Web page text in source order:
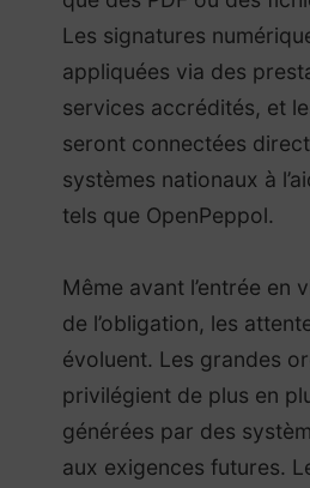
Les signatures
appliquées via des
services accrédités, et
seront connectées
systèmes nationaux à
tels que OpenPeppol.
Même avant l’entrée en
de l’obligation, les
évoluent. Les grandes
privilégient de plus en
générées par des
aux exigences futures.